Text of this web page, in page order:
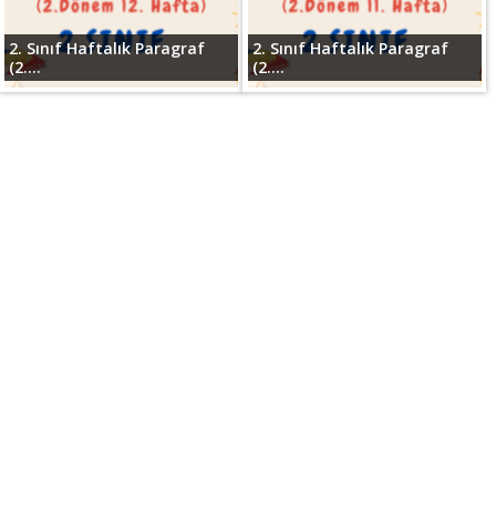
2. Sınıf Haftalık Paragraf
(2....
2. Sınıf Haftalık Paragraf
(2....